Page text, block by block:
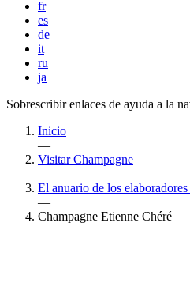
fr
es
de
it
ru
ja
Sobrescribir enlaces de ayuda a la
Inicio
—
Visitar Champagne
—
El anuario de los
—
Champagne Etienne Chéré